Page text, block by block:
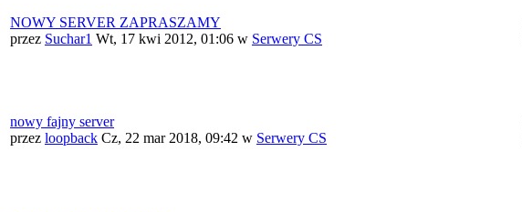
NOWY SERVER ZAPRASZAMY
przez Suchar1 Wt, 17 kwi 2012, 01:06 w Serwery CS
nowy fajny server
przez loopback Cz, 22 mar 2018, 09:42 w Serwery CS